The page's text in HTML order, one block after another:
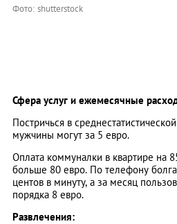
Фото: shutterstock
Сфера услуг и ежемесячные
Постричься в
мужчины могут за 5 евро.
Оплата коммуналки в квартире на
больше 80 евро. По телефону
центов в минуту, а за месяц
порядка 8 евро.
Развлечения: